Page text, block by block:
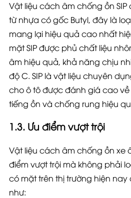
Vật liệu cách âm chống ồn
từ nhựa có gốc Butyl, đây là
mang lại hiệu quả cao nhất
mặt SIP được phủ chất liệu
âm hiệu quả, khả năng chịu
độ C. SIP là vật liệu chuyên
cho ô tô được đánh giá cao
tiếng ồn và chống rung hiệu
1.3. Ưu điểm vượt trội
Vật liệu cách âm chống ồn xe
điểm vượt trội mà không phải
có mặt trên thị trường hiện
như: